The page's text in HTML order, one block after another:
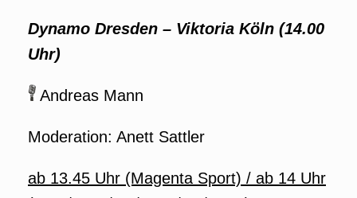
Dynamo Dresden – Viktoria Köln (14.00
Uhr)
Andreas Mann
Moderation: Anett Sattler
ab 13.45 Uhr (Magenta Sport) / ab 14 Uhr